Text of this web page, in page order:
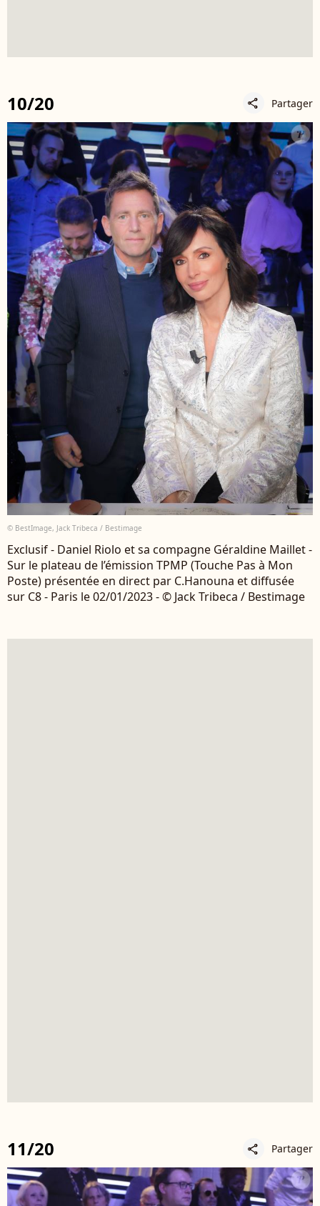
10/20 share Partager
© BestImage, Jack Tribeca / Bestimage
Exclusif - Daniel Riolo et sa compagne Géraldine Maillet -
Sur le plateau de l’émission TPMP (Touche Pas à Mon
Poste) présentée en direct par C.Hanouna et diffusée
sur C8 - Paris le 02/01/2023 - © Jack Tribeca / Bestimage
11/20 share Partager